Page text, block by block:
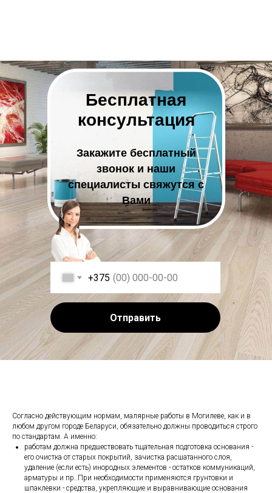
Бесплатная
консультация
Закажите бесплатный
звонок и наши
специалисты свяжутся с
Вами
+375
Отправить
Согласно действующим нормам, малярные работы в Могилеве, как и в
любом другом городе Беларуси, обязательно должны проводиться строго
по стандартам. А именно:
работам должна предшествовать тщательная подготовка основания -
его очистка от старых покрытий, зачистка расшатанного слоя,
удаление (если есть) инородных элементов - остатков коммуникаций,
арматуры и пр..При необходимости применяются грунтовки и
шпаклевки - средства, укрепляющие и выравнивающие основания